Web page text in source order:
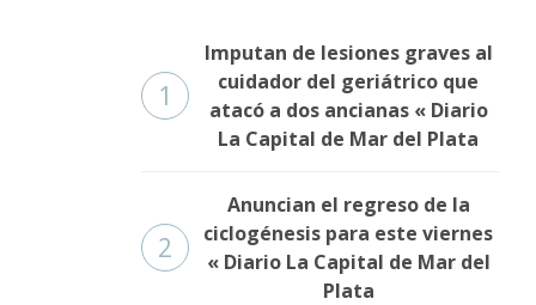
1
Imputan de lesiones graves al
cuidador del geriátrico que
atacó a dos ancianas « Diario
La Capital de Mar del Plata
2
Anuncian el regreso de la
ciclogénesis para este viernes
« Diario La Capital de Mar del
Plata